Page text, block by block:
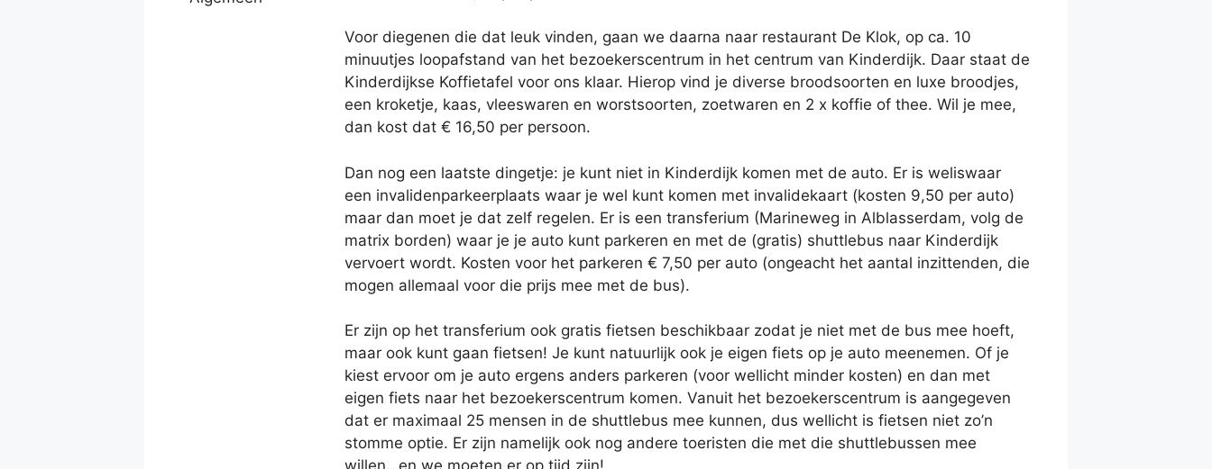
Voor diegenen die dat leuk vinden, gaan we daarna naar restaurant De Klok, op ca. 10
minuutjes loopafstand van het bezoekerscentrum in het centrum van Kinderdijk. Daar staat de
Kinderdijkse Koffietafel voor ons klaar. Hierop vind je diverse broodsoorten en luxe broodjes,
een kroketje, kaas, vleeswaren en worstsoorten, zoetwaren en 2 x koffie of thee. Wil je mee,
dan kost dat € 16,50 per persoon.
Dan nog een laatste dingetje: je kunt niet in Kinderdijk komen met de auto. Er is weliswaar
een invalidenparkeerplaats waar je wel kunt komen met invalidekaart (kosten 9,50 per auto)
maar dan moet je dat zelf regelen. Er is een transferium (Marineweg in Alblasserdam, volg de
matrix borden) waar je je auto kunt parkeren en met de (gratis) shuttlebus naar Kinderdijk
vervoert wordt. Kosten voor het parkeren € 7,50 per auto (ongeacht het aantal inzittenden, die
mogen allemaal voor die prijs mee met de bus).
Er zijn op het transferium ook gratis fietsen beschikbaar zodat je niet met de bus mee hoeft,
maar ook kunt gaan fietsen! Je kunt natuurlijk ook je eigen fiets op je auto meenemen. Of je
kiest ervoor om je auto ergens anders parkeren (voor wellicht minder kosten) en dan met
eigen fiets naar het bezoekerscentrum komen. Vanuit het bezoekerscentrum is aangegeven
dat er maximaal 25 mensen in de shuttlebus mee kunnen, dus wellicht is fietsen niet zo’n
stomme optie. Er zijn namelijk ook nog andere toeristen die met die shuttlebussen mee
willen…en we moeten er op tijd zijn!